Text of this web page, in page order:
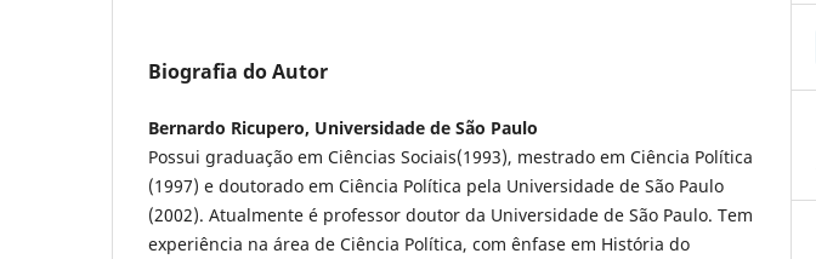
Biografia do Autor
Bernardo Ricupero, Universidade de São Paulo
Possui graduação em Ciências Sociais(1993), mestrado em Ciência Política
(1997) e doutorado em Ciência Política pela Universidade de São Paulo
(2002). Atualmente é professor doutor da Universidade de São Paulo. Tem
experiência na área de Ciência Política, com ênfase em História do